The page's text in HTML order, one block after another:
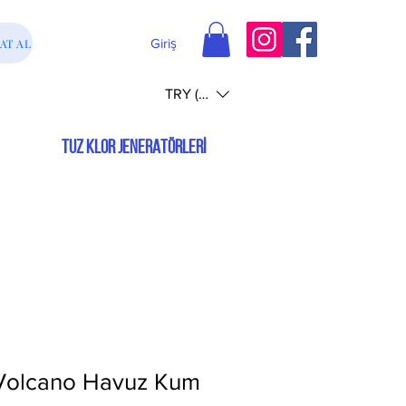
AL Giriş
TRY (₺)
TUZ KLOR JENERATÖRLERİ
Havuz Kum